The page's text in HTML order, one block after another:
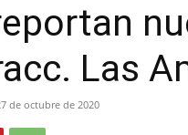
Las
de octubre de 2020